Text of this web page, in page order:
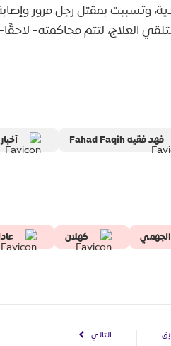
وتسببت بمقتل رجل مرور
العلاج، لتتم محاكمته-
فهد فقيه Fahad Faqih
كهلان
التالي